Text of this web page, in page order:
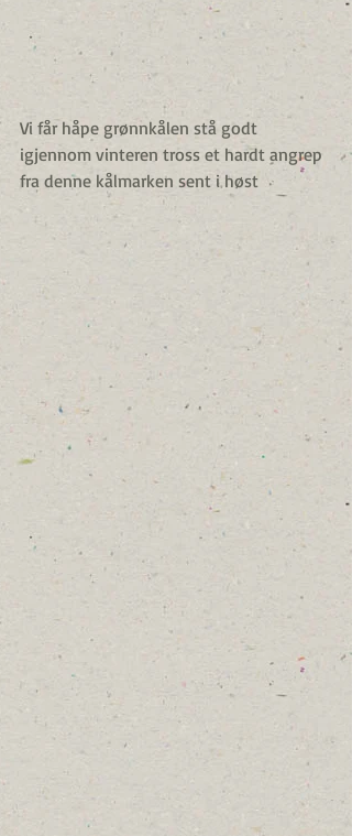
Vi får håpe grønnkålen stå godt
igjennom vinteren tross et hardt angrep
fra denne kålmarken sent i høst